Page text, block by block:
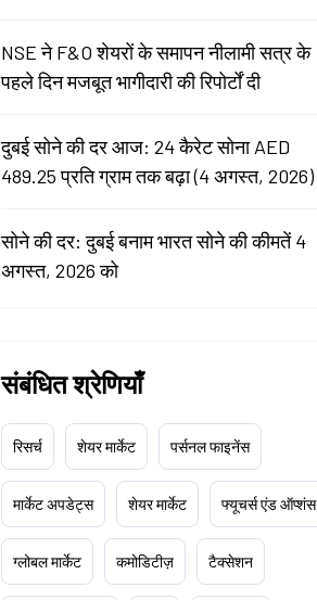
NSE ने F&O शेयरों के समापन नीलामी सत्र के
पहले दिन मजबूत भागीदारी की रिपोर्टों दी
दुबई सोने की दर आज: 24 कैरेट सोना AED
489.25 प्रति ग्राम तक बढ़ा (4 अगस्त, 2026)
सोने की दर: दुबई बनाम भारत सोने की कीमतें 4
अगस्त, 2026 को
संबंधित श्रेणियाँ
रिसर्च शेयर मार्केट पर्सनल फाइनेंस
मार्केट अपडेट्स शेयर मार्केट फ्यूचर्स एंड ऑप्शंस
ग्लोबल मार्केट कमोडिटीज़ टैक्सेशन